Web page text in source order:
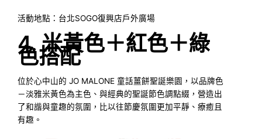
活動地點：台北SOGO復興店戶外廣場
4. 米黃色＋紅色＋綠
色搭配
位於心中山的 JO MALONE 童話薑餅聖誕樂園，以品牌色
－淡雅米黃色為主色、與經典的聖誕節色調點綴，營造出
了和諧與童趣的氛圍，比以往節慶氛圍更加平靜、療癒且
有趣。